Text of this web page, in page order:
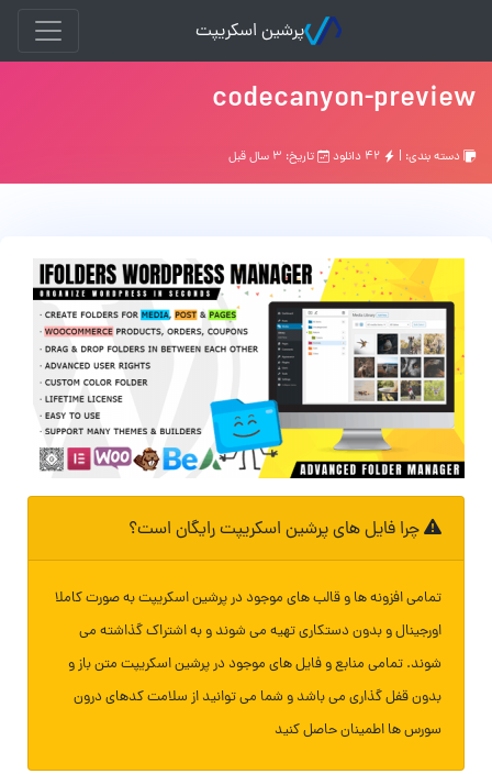
پرشین اسکریپت
codecanyon-preview
دسته بندی: | تاریخ: ۳ سال قبل
چرا فایل های پرشین اسکریپت رایگان است؟
تمامی افزونه ها و قالب های موجود در پرشین اسکریپت به صورت کاملا
اورجینال و بدون دستکاری تهیه می شوند و به اشتراک گذاشته می
شوند. تمامی منابع و فایل های موجود در پرشین اسکریپت متن باز و
بدون قفل گذاری می باشد و شما می توانید از سلامت کدهای درون
سورس ها اطمینان حاصل کنید